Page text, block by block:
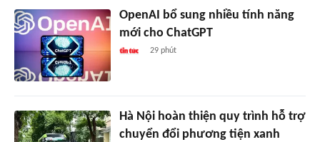
OpenAI bổ sung nhiều tính năng
mới cho ChatGPT
29 phút
Hà Nội hoàn thiện quy trình hỗ trợ
chuyển đổi phương tiện xanh